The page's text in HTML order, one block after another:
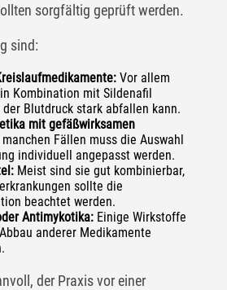
sorgfältig geprüft werden.
sind:
Vor allem
Kombination mit Sildenafil
Blutdruck stark abfallen kann.
mit gefäßwirksamen
manchen Fällen muss die Auswahl
individuell angepasst werden.
Meist sind sie gut kombinierbar,
sollte die
beachtet werden.
Antimykotika: Einige Wirkstoffe
anderer Medikamente
der Praxis vor einer